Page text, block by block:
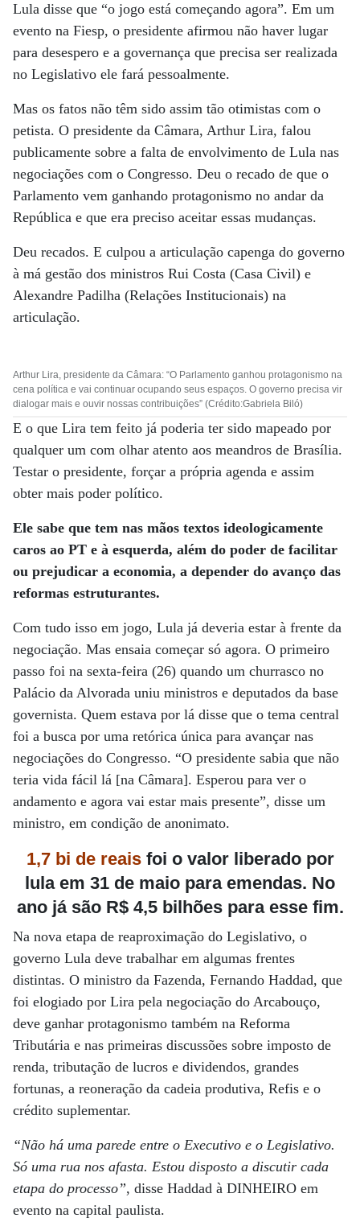
Lula disse que “o jogo está começando agora”. Em um
evento na Fiesp, o presidente afirmou não haver lugar
para desespero e a governança que precisa ser realizada
no Legislativo ele fará pessoalmente.
Mas os fatos não têm sido assim tão otimistas com o
petista. O presidente da Câmara, Arthur Lira, falou
publicamente sobre a falta de envolvimento de Lula nas
negociações com o Congresso. Deu o recado de que o
Parlamento vem ganhando protagonismo no andar da
República e que era preciso aceitar essas mudanças.
Deu recados. E culpou a articulação capenga do governo
à má gestão dos ministros Rui Costa (Casa Civil) e
Alexandre Padilha (Relações Institucionais) na
articulação.
Arthur Lira, presidente da Câmara: “O Parlamento ganhou protagonismo na
cena política e vai continuar ocupando seus espaços. O governo precisa vir
dialogar mais e ouvir nossas contribuições” (Crédito:Gabriela Biló)
E o que Lira tem feito já poderia ter sido mapeado por
qualquer um com olhar atento aos meandros de Brasília.
Testar o presidente, forçar a própria agenda e assim
obter mais poder político.
Ele sabe que tem nas mãos textos ideologicamente
caros ao PT e à esquerda, além do poder de facilitar
ou prejudicar a economia, a depender do avanço das
reformas estruturantes.
Com tudo isso em jogo, Lula já deveria estar à frente da
negociação. Mas ensaia começar só agora. O primeiro
passo foi na sexta-feira (26) quando um churrasco no
Palácio da Alvorada uniu ministros e deputados da base
governista. Quem estava por lá disse que o tema central
foi a busca por uma retórica única para avançar nas
negociações do Congresso. “O presidente sabia que não
teria vida fácil lá [na Câmara]. Esperou para ver o
andamento e agora vai estar mais presente”, disse um
ministro, em condição de anonimato.
1,7 bi de reais foi o valor liberado por
lula em 31 de maio para emendas. No
ano já são R$ 4,5 bilhões para esse fim.
Na nova etapa de reaproximação do Legislativo, o
governo Lula deve trabalhar em algumas frentes
distintas. O ministro da Fazenda, Fernando Haddad, que
foi elogiado por Lira pela negociação do Arcabouço,
deve ganhar protagonismo também na Reforma
Tributária e nas primeiras discussões sobre imposto de
renda, tributação de lucros e dividendos, grandes
fortunas, a reoneração da cadeia produtiva, Refis e o
crédito suplementar.
“Não há uma parede entre o Executivo e o Legislativo.
Só uma rua nos afasta. Estou disposto a discutir cada
etapa do processo”, disse Haddad à DINHEIRO em
evento na capital paulista.